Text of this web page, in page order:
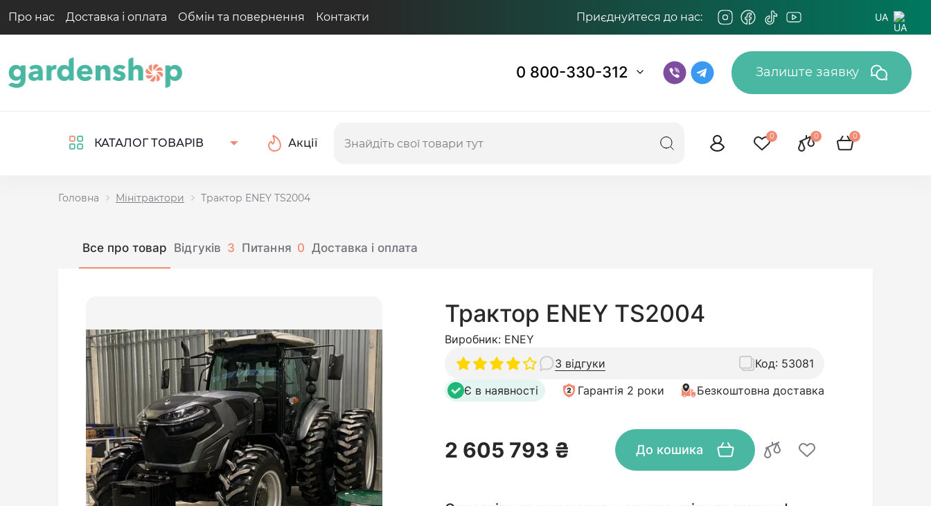
Про нас Доставка і оплата Обмін та повернення Контакти Приєднуйтеся до нас: UA
0 800-330-312 Залиште заявку
КАТАЛОГ ТОВАРІВ Акції
0 0 0
Головна Мінітрактори Трактор ENEY TS2004
Все про товар Відгуків 3 Питання 0 Доставка і оплата
Трактор ENEY TS2004
Виробник: ENEY
3 відгуки
Код: 53081
Є в наявності
Гарантія 2 роки Безкоштовна доставка
2 605 793 ₴ До кошика